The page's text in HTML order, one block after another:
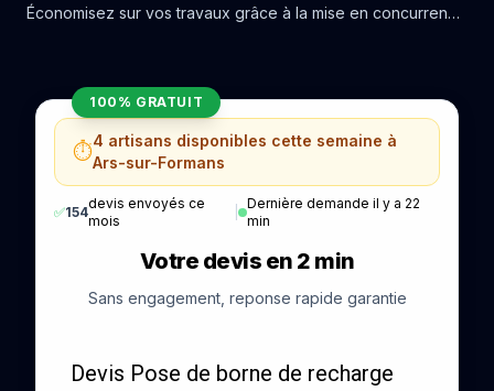
Économisez sur vos travaux grâce à la mise en concurrence
100% GRATUIT
⏱️4 artisans disponibles cette semaine à
Ars-sur-Formans
✅154
devis envoyés ce
mois
|
Dernière demande il y a 22
min
Votre devis en 2 min
Sans engagement, reponse rapide garantie
Devis Pose de borne de recharge